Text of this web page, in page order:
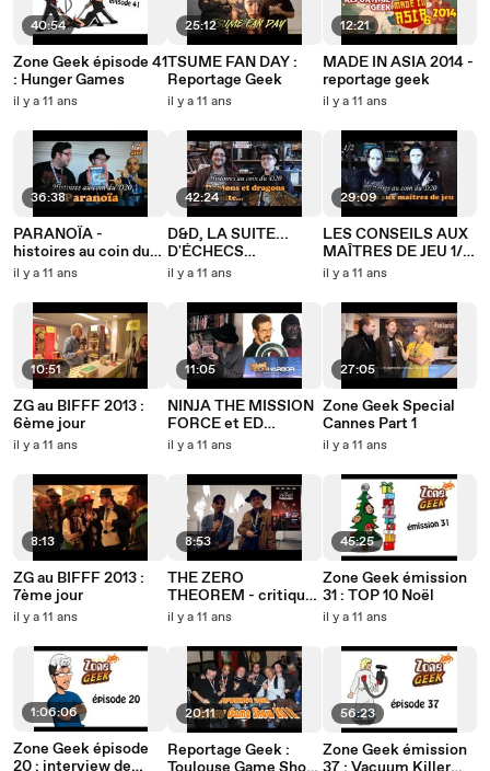
40:54
Zone Geek épisode 41
: Hunger Games
il y a 11 ans
36:38
PARANOÏA -
histoires au coin du
D20
il y a 11 ans
10:51
ZG au BIFFF 2013 :
6ème jour
il y a 11 ans
8:13
ZG au BIFFF 2013 :
7ème jour
il y a 11 ans
1:06:06
Zone Geek épisode
20 : interview de
25:12
TSUME FAN DAY :
Reportage Geek
il y a 11 ans
42:24
D&D, LA SUITE...
D'ÉCHECS
CRITIQUES ! -
D20
il y a 11 ans
11:05
NINJA THE MISSION
FORCE et ED
GLASER qu'est-ce
il y a 11 ans
8:53
THE ZERO
THEOREM - critique
cinéma
il y a 11 ans
20:11
Reportage Geek :
12:21
MADE IN ASIA 2014 -
reportage geek
il y a 11 ans
29:09
LES CONSEILS AUX
MAÎTRES DE JEU 1/2
- histoires au coin du
il y a 11 ans
27:05
Zone Geek Special
Cannes Part 1
il y a 11 ans
45:25
Zone Geek émission
31 : TOP 10 Noël
il y a 11 ans
56:23
Zone Geek émission